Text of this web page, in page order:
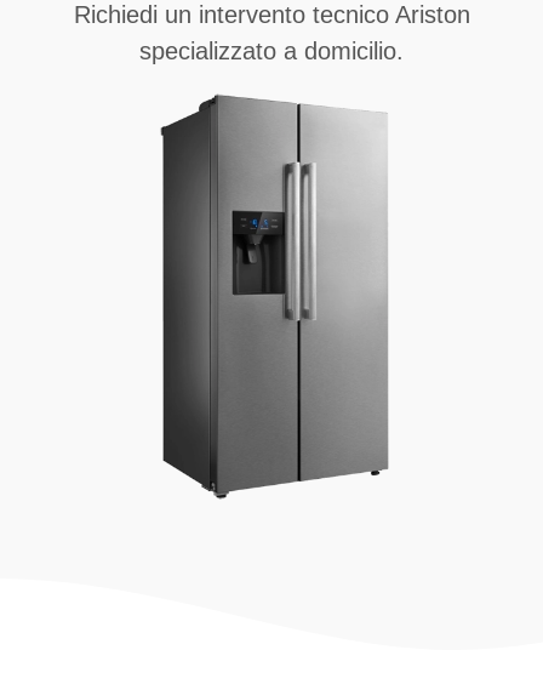
Richiedi un intervento tecnico Ariston
specializzato a domicilio.